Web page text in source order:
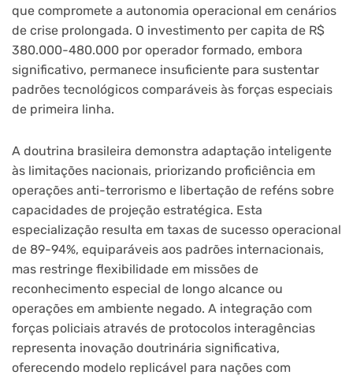
que compromete a autonomia operacional em cenários
de crise prolongada. O investimento per capita de R$
380.000-480.000 por operador formado, embora
significativo, permanece insuficiente para sustentar
padrões tecnológicos comparáveis às forças especiais
de primeira linha.
A doutrina brasileira demonstra adaptação inteligente
às limitações nacionais, priorizando proficiência em
operações anti-terrorismo e libertação de reféns sobre
capacidades de projeção estratégica. Esta
especialização resulta em taxas de sucesso operacional
de 89-94%, equiparáveis aos padrões internacionais,
mas restringe flexibilidade em missões de
reconhecimento especial de longo alcance ou
operações em ambiente negado. A integração com
forças policiais através de protocolos interagências
representa inovação doutrinária significativa,
oferecendo modelo replicável para nações com